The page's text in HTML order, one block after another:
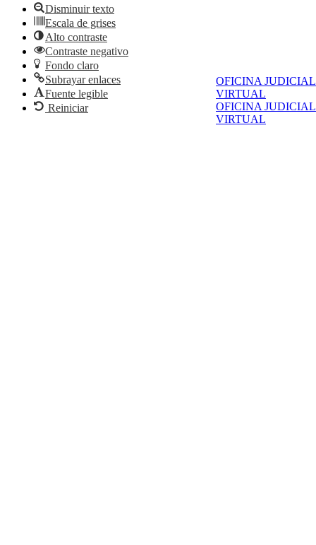
OFICINA JUDICIAL
VIRTUAL
OFICINA JUDICIAL
VIRTUAL
Disminuir texto
Escala de grises
Alto contraste
Contraste negativo
Fondo claro
Subrayar enlaces
Fuente legible
Reiniciar